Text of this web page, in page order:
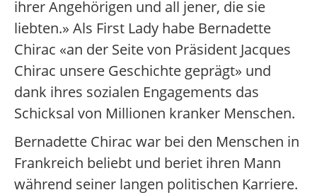
ihrer Angehörigen und all jener, die sie
liebten.» Als First Lady habe Bernadette
Chirac «an der Seite von Präsident Jacques
Chirac unsere Geschichte geprägt» und
dank ihres sozialen Engagements das
Schicksal von Millionen kranker Menschen.
Bernadette Chirac war bei den Menschen in
Frankreich beliebt und beriet ihren Mann
während seiner langen politischen Karriere.